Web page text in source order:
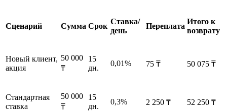
Сценарий Сумма Срок
Ставка/
день
Переплата
Итого к
возврату
Новый клиент,
акция
50 000
₸
15
дн.
0,01% 75 ₸ 50 075 ₸
Стандартная
ставка
50 000
₸
15
дн.
0,3% 2 250 ₸ 52 250 ₸